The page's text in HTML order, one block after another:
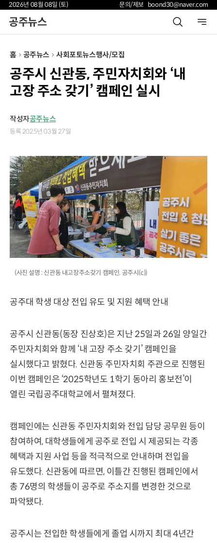
2026년 08월 08일 (토) 문의/제보 boond30@naver.com
공주뉴스
홈 공주뉴스 사회포토뉴스행사/모집
공주시 신관동, 주민자치회와 ‘내
고장 주소 갖기’ 캠페인 실시
작성자공주뉴스
등록 2025년 03월 27일
(사진 설명 : 신관동 내고장주소갖기 캠페인. 공주시(c))
공주대 학생 대상 전입 유도 및 지원 혜택 안내
공주시 신관동(동장 진상호)은 지난 25일과 26일 양일간
주민자치회와 함께 ‘내 고장 주소 갖기’ 캠페인을
실시했다고 밝혔다. 신관동 주민자치회 주관으로 진행된
이번 캠페인은 ‘2025학년도 1학기 동아리 홍보전’이
열린 국립공주대학교에서 펼쳐졌다.
캠페인에는 신관동 주민자치회와 전입 담당 공무원 등이
참여하여, 대학생들에게 공주로 전입 시 제공되는 각종
혜택과 지원 사업 등을 적극적으로 안내하며 전입을
유도했다. 신관동에 따르면, 이틀간 진행된 캠페인에서
총 76명의 학생들이 공주로 주소지를 변경한 것으로
파악됐다.
공주시는 전입한 학생들에게 졸업 시까지 최대 4년간